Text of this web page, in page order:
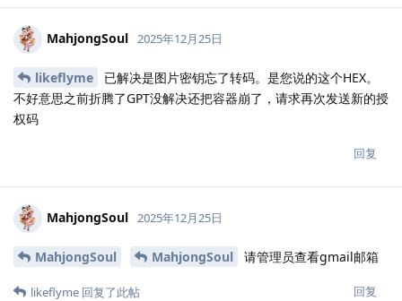
MahjongSoul 2025年12月25日
likeflyme
已解决是图片密钥忘了转码。是您说的这个HEX。
不好意思之前折腾了GPT没解决还把容器崩了，请求再次发送新的授
权码
回复
MahjongSoul 2025年12月25日
MahjongSoul MahjongSoul 请管理员查看gmail邮箱
回复
likeflyme 回复了此帖